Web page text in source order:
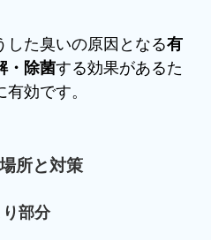
た臭いの原因となる有
・除菌する効果があるた
効です。
所と対策
部分